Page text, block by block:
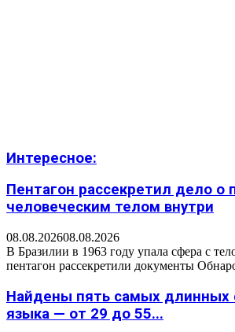
Интересное:
Пентагон рассекретил дело о
человеческим телом внутри
08.08.202608.08.2026
В Бразилии в 1963 году упала сфера с
пентагон рассекретили документы
Найдены пять самых длинных
языка — от 29 до 55...